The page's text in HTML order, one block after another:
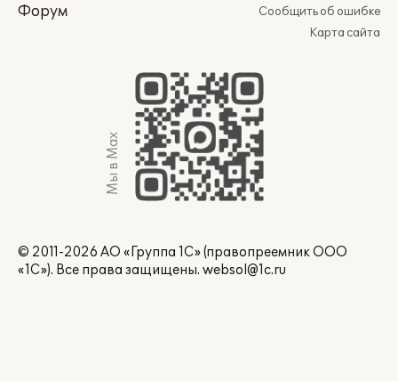
Форум
Сообщить об ошибке
Карта сайта
Мы в Max
© 2011-2026 АО «Группа 1С» (правопреемник ООО
«1С»). Все права защищены. websol@1c.ru